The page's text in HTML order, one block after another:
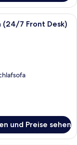
Wohnzimmer mit
(24/7 Front Desk)
und Preise sehen